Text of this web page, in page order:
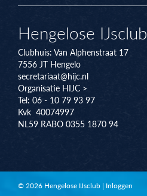
Hengelose IJsclub
Clubhuis: Van Alphenstraat 17
7556 JT Hengelo
secretariaat@hijc.nl
Organisatie HIJC >
Tel: 06 - 10 79 93 97
Kvk 40074997
NL59 RABO 0355 1870 94
© 2026 Hengelose IJsclub | Inloggen